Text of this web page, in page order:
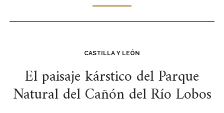
CASTILLA Y LEÓN
El paisaje kárstico del Parque
Natural del Cañón del Río Lobos